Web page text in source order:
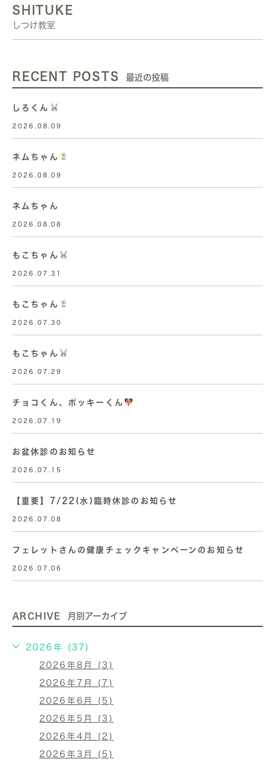
SHITUKE
しつけ教室
RECENT POSTS 最近の投稿
しろくん
2026.08.09
ネムちゃん
2026.08.09
ネムちゃん
2026.08.08
もこちゃん
2026.07.31
もこちゃん
2026.07.30
もこちゃん
2026.07.29
チョコくん、ポッキーくん
2026.07.19
お盆休診のお知らせ
2026.07.15
【重要】7/22(水)臨時休診のお知らせ
2026.07.08
フェレットさんの健康チェックキャンペーンのお知らせ
2026.07.06
ARCHIVE 月別アーカイブ
2026年 (37)
2026年8月 (3)
2026年7月 (7)
2026年6月 (5)
2026年5月 (3)
2026年4月 (2)
2026年3月 (5)